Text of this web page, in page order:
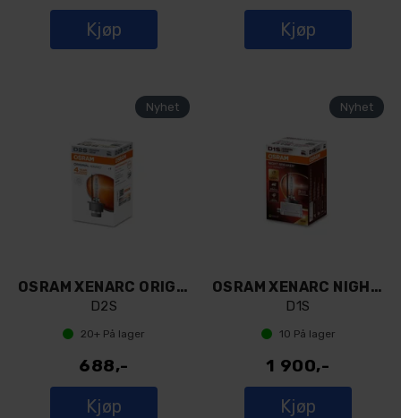
Kjøp Kjøp
OSRAM XENARC ORIGINAL D2S
D2S
20+ På lager
688,-
Kjøp
OSRAM XENARC NIGHT BREAKER 220 D1S
D1S
10 På lager
1 900,-
Kjøp